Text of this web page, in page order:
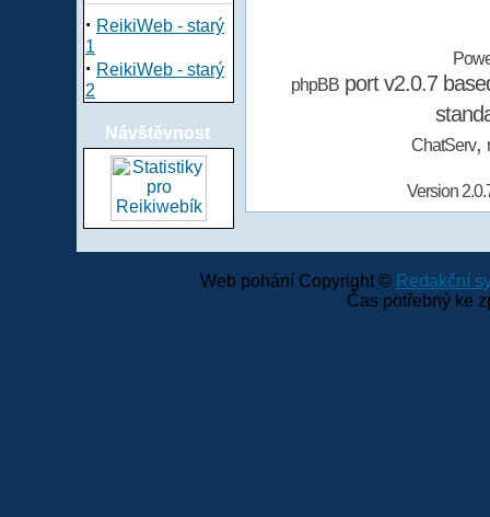
· ReikiWeb - starý
1
· ReikiWeb - starý
2
Návštěvnost
phpBBport v2.0.7
ChatServ,
Version
Web pohání Copyright © Redakční
Čas potřebný ke